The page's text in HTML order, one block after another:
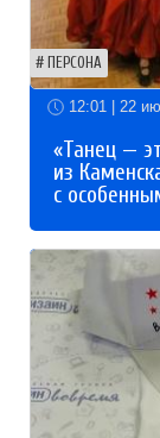
ПЕРСОНА
12:01 | 22
«Танец —
из
с